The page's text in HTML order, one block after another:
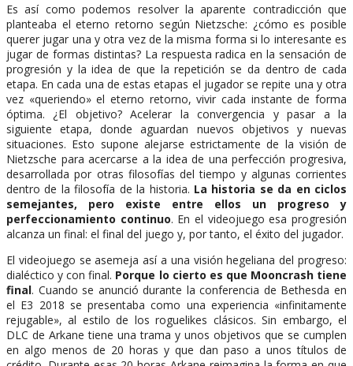
Es así como podemos resolver la aparente contradicción que
planteaba el eterno retorno según Nietzsche: ¿cómo es posible
querer jugar una y otra vez de la misma forma si lo interesante es
jugar de formas distintas? La respuesta radica en la sensación de
progresión y la idea de que la repetición se da dentro de cada
etapa. En cada una de estas etapas el jugador se repite una y otra
vez «queriendo» el eterno retorno, vivir cada instante de forma
óptima. ¿El objetivo? Acelerar la convergencia y pasar a la
siguiente etapa, donde aguardan nuevos objetivos y nuevas
situaciones. Esto supone alejarse estrictamente de la visión de
Nietzsche para acercarse a la idea de una perfección progresiva,
desarrollada por otras filosofías del tiempo y algunas corrientes
dentro de la filosofía de la historia. La historia se da en ciclos
semejantes, pero existe entre ellos un progreso y
perfeccionamiento continuo. En el videojuego esa progresión
alcanza un final: el final del juego y, por tanto, el éxito del jugador.
El videojuego se asemeja así a una visión hegeliana del progreso:
dialéctico y con final. Porque lo cierto es que Mooncrash tiene
final. Cuando se anunció durante la conferencia de Bethesda en
el E3 2018 se presentaba como una experiencia «infinitamente
rejugable», al estilo de los roguelikes clásicos. Sin embargo, el
DLC de Arkane tiene una trama y unos objetivos que se cumplen
en algo menos de 20 horas y que dan paso a unos títulos de